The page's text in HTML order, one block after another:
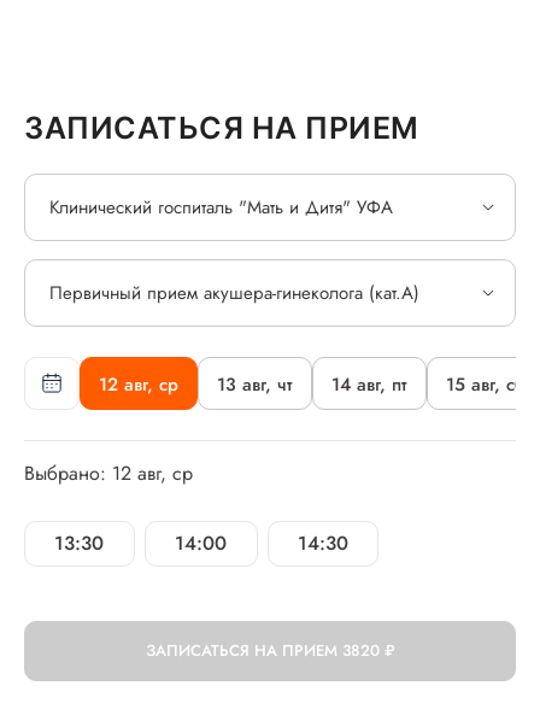
ЗАПИСАТЬСЯ НА ПРИЕМ
12 авг, ср 13 авг, чт 14 авг, пт 15 авг, сб
Выбрано: 12 авг, ср
13:30 14:00 14:30
Клинический госпиталь "Мать и Дитя" УФА
Первичный прием акушера-гинеколога (кат.А)
ЗАПИСАТЬСЯ НА ПРИЕМ 3820 ₽